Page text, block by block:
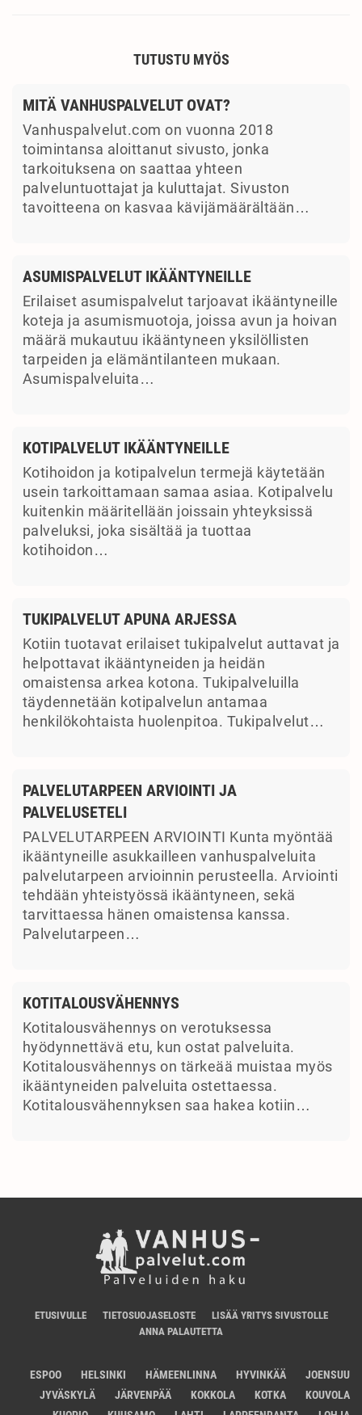
TUTUSTU MYÖS
MITÄ VANHUSPALVELUT OVAT?
Vanhuspalvelut.com on vuonna 2018
toimintansa aloittanut sivusto, jonka
tarkoituksena on saattaa yhteen
palveluntuottajat ja kuluttajat. Sivuston
tavoitteena on kasvaa kävijämäärältään…
ASUMISPALVELUT IKÄÄNTYNEILLE
Erilaiset asumispalvelut tarjoavat ikääntyneille
koteja ja asumismuotoja, joissa avun ja hoivan
määrä mukautuu ikääntyneen yksilöllisten
tarpeiden ja elämäntilanteen mukaan.
Asumispalveluita…
KOTIPALVELUT IKÄÄNTYNEILLE
Kotihoidon ja kotipalvelun termejä käytetään
usein tarkoittamaan samaa asiaa. Kotipalvelu
kuitenkin määritellään joissain yhteyksissä
palveluksi, joka sisältää ja tuottaa
kotihoidon…
TUKIPALVELUT APUNA ARJESSA
Kotiin tuotavat erilaiset tukipalvelut auttavat ja
helpottavat ikääntyneiden ja heidän
omaistensa arkea kotona. Tukipalveluilla
täydennetään kotipalvelun antamaa
henkilökohtaista huolenpitoa. Tukipalvelut…
PALVELUTARPEEN ARVIOINTI JA
PALVELUSETELI
PALVELUTARPEEN ARVIOINTI Kunta myöntää
ikääntyneille asukkailleen vanhuspalveluita
palvelutarpeen arvioinnin perusteella. Arviointi
tehdään yhteistyössä ikääntyneen, sekä
tarvittaessa hänen omaistensa kanssa.
Palvelutarpeen…
KOTITALOUSVÄHENNYS
Kotitalousvähennys on verotuksessa
hyödynnettävä etu, kun ostat palveluita.
Kotitalousvähennys on tärkeää muistaa myös
ikääntyneiden palveluita ostettaessa.
Kotitalousvähennyksen saa hakea kotiin…
ETUSIVULLE TIETOSUOJASELOSTE
LISÄÄ YRITYS SIVUSTOLLE
ANNA PALAUTETTA
ESPOO HELSINKI HÄMEENLINNA HYVINKÄÄ
JOENSUU
JYVÄSKYLÄ
JÄRVENPÄÄ KOKKOLA KOTKA
KOUVOLA